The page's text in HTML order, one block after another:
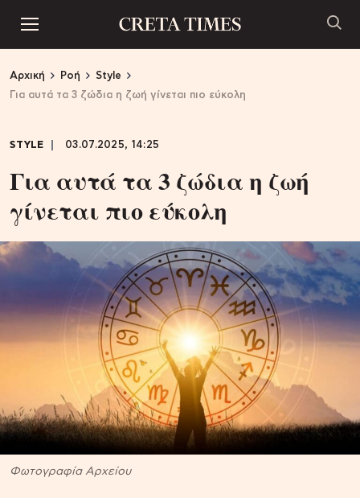
Αρχική Ροή
Style
Για αυτά τα 3 ζώδια η ζωή γίνεται πιο εύκολη
STYLE 03.07.2025, 14:25
Για αυτά τα 3 ζώδια η ζωή
γίνεται πιο εύκολη
Φωτογραφία Αρχείου